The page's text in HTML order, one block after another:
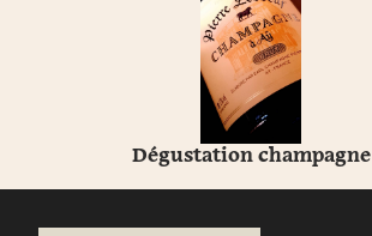
Dégustation champagne